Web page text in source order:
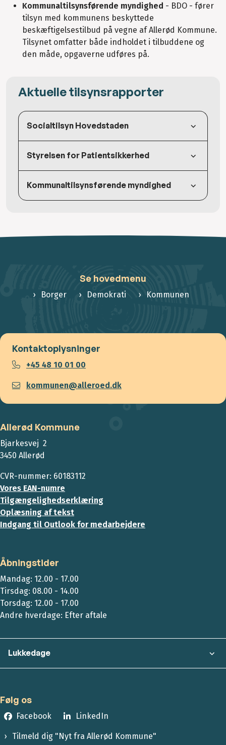
Kommunaltilsynsførende myndighed - BDO - fører
tilsyn med kommunens beskyttede
beskæftigelsestilbud på vegne af Allerød Kommune.
Tilsynet omfatter både indholdet i tilbuddene og
den måde, opgaverne udføres på.
Aktuelle tilsynsrapporter
Socialtilsyn Hovedstaden
Styrelsen for Patientsikkerhed
Kommunaltilsynsførende myndighed
Se hovedmenu
Borger Demokrati Kommunen
Kontaktoplysninger
+45 48 10 01 00
kommunen@alleroed.dk
Allerød Kommune
Bjarkesvej 2
3450 Allerød
CVR-nummer: 60183112
Vores EAN-numre
Tilgængelighedserklæring
Oplæsning af tekst
Indgang til Outlook for medarbejdere
Åbningstider
Mandag: 12.00 - 17.00
Tirsdag: 08.00 - 14.00
Torsdag: 12.00 - 17.00
Andre hverdage: Efter aftale
Lukkedage
Følg os
Facebook LinkedIn
Tilmeld dig "Nyt fra Allerød Kommune"